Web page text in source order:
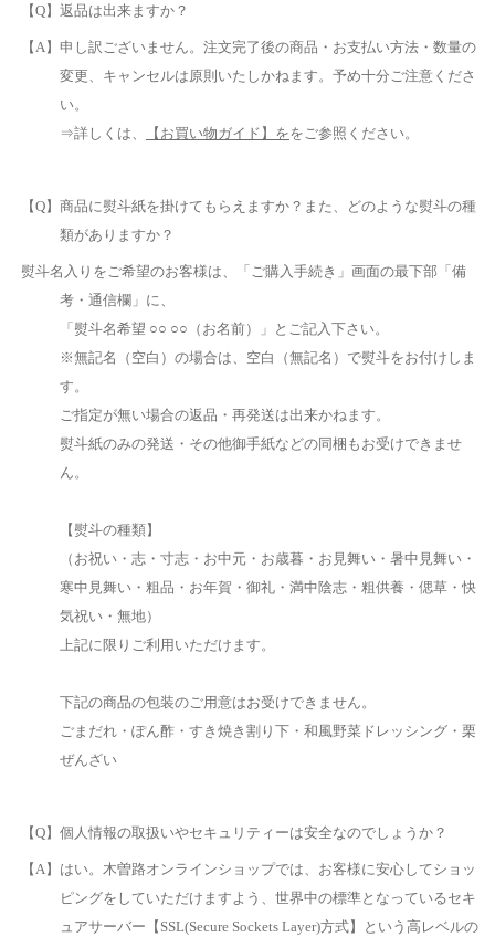
【Q】返品は出来ますか？
【A】申し訳ございません。注文完了後の商品・お支払い方法・数量の
変更、キャンセルは原則いたしかねます。予め十分ご注意くださ
い。
⇒詳しくは、
【お買い物ガイド】ををご参照ください。
【Q】商品に熨斗紙を掛けてもらえますか？また、どのような熨斗の種
類がありますか？
熨斗名入りをご希望のお客様は、「ご購入手続き」画面の最下部「備
考・通信欄」に、
「熨斗名希望 ○○ ○○（お名前）」とご記入下さい。
※無記名（空白）の場合は、空白（無記名）で熨斗をお付けしま
す。
ご指定が無い場合の返品・再発送は出来かねます。
熨斗紙のみの発送・その他御手紙などの同梱もお受けできませ
ん。
【熨斗の種類】
（お祝い・志・寸志・お中元・お歳暮・お見舞い・暑中見舞い・
寒中見舞い・粗品・お年賀・御礼・満中陰志・粗供養・偲草・快
気祝い・無地）
上記に限りご利用いただけます。
下記の商品の包装のご用意はお受けできません。
ごまだれ・ぽん酢・すき焼き割り下・和風野菜ドレッシング・栗
ぜんざい
【Q】個人情報の取扱いやセキュリティーは安全なのでしょうか？
【A】はい。木曽路オンラインショップでは、お客様に安心してショッ
ピングをしていただけますよう、世界中の標準となっているセキ
ュアサーバー【SSL(Secure Sockets Layer)方式】という高レベルの